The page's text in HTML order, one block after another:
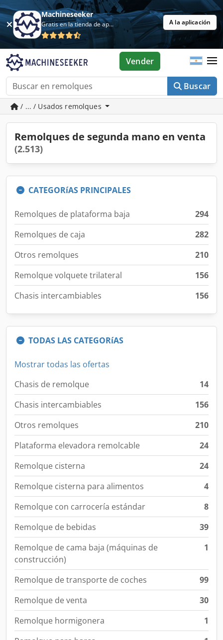
Machineseeker
Gratis en la tienda de aplicaciones A la aplicación
Buscar
Vender
/ ... / Usados remolques
Remolques de segunda mano en venta
(2.513)
CATEGORíAS PRINCIPALES
Remolques de plataforma baja
294
Remolques de caja
282
Otros remolques
210
Remolque volquete trilateral
156
Chasis intercambiables
156
TODAS LAS CATEGORíAS
Mostrar todas las ofertas
Chasis de remolque
14
Chasis intercambiables
156
Otros remolques
210
Plataforma elevadora remolcable
24
Remolque cisterna
24
Remolque cisterna para alimentos
4
Remolque con carrocería estándar
8
Remolque de bebidas
39
Remolque de cama baja (máquinas de
construcción)
1
Remolque de transporte de coches
99
Remolque de venta
30
Remolque hormigonera
1